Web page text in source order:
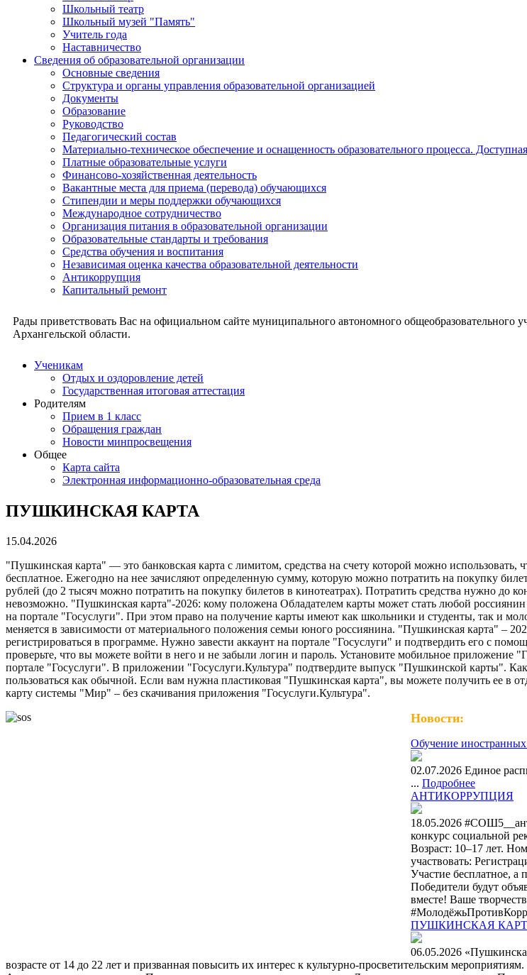
Школьный театр
Школьный музей "Память"
Учитель года
Наставничество
Сведения об образовательной организации
Основные сведения
Структура и органы управления образовательной организацией
Документы
Образование
Руководство
Педагогический состав
Материально-техническое обеспечение и оснащенность образовательного процесса.
Платные образовательные услуги
Финансово-хозяйственная деятельность
Вакантные места для приема (перевода) обучающихся
Стипендии и меры поддержки обучающихся
Международное сотрудничество
Организация питания в образовательной организации
Образовательные стандарты и требования
Средства обучения и воспитания
Независимая оценка качества образовательной деятельности
Антикоррупция
Капитальный ремонт
Рады приветствовать Вас на официальном сайте муниципального автономного общеобразовательного
Архангельской области.
Ученикам
Отдых и оздоровление детей
Государственная итоговая аттестация
Родителям
Прием в 1 класс
Обращения граждан
Новости минпросвещения
Общее
Карта сайта
Электронная информационно-образовательная среда
ПУШКИНСКАЯ КАРТА
15.04.2026
"Пушкинская карта" — это банковская карта с лимитом, средства на счету которой можно
бесплатное. Ежегодно на нее зачисляют определенную сумму, которую можно потратить на покупку
рублей (до 2 тысяч можно потратить на покупку билетов в кинотеатрах). Потратить средства нужно до
невозможно. "Пушкинская карта"-2026: кому положена Обладателем карты может стать любой
на портале "Госуслуги". При этом право на получение карты имеют как школьники и студенты, так и
меняется в зависимости от материального положения семьи юного россиянина. "Пушкинская карта" –
регистрироваться в программе. Нужно завести аккаунт на портале "Госуслуги" и подтвердить его с
проверьте, что вы можете войти в него и не забыли логин и пароль. Установите мобильное приложение
портале "Госуслуги". В приложении "Госуслуги.Культура" подтвердите выпуск "Пушкинской карты".
пользоваться как обычной. Если вам нужна пластиковая "Пушкинская карта", вы можете получить ее
карту системы "Мир" – без скачивания приложения "Госуслуги.Культура".
Новости:
Обучение
02.07.2026 Единое
... Подробнее
АНТИКОРРУПЦИЯ
18.05.2026
конкурс социальной
Возраст: 10–17 лет.
участвовать:
Участие бесплатное, а
Победители будут
вместе! Ваше
ПУШКИНСКАЯ
06.05.2026
возрасте от 14 до 22 лет и призванная повысить их интерес к культурно-просветительским